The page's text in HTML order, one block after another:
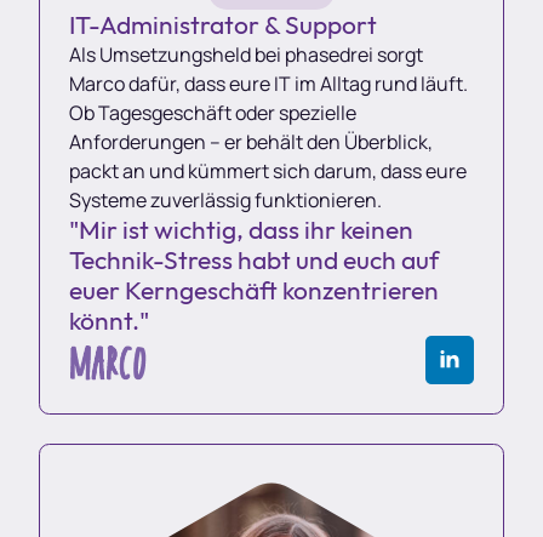
IT-Administrator & Support
Als Umsetzungsheld bei phasedrei sorgt
Marco dafür, dass eure IT im Alltag rund läuft.
Ob Tagesgeschäft oder spezielle
Anforderungen – er behält den Überblick,
packt an und kümmert sich darum, dass eure
Systeme zuverlässig funktionieren.
"Mir ist wichtig, dass ihr keinen
Technik-Stress habt und euch auf
euer Kerngeschäft konzentrieren
könnt."